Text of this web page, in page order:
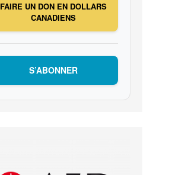
FAIRE UN DON EN DOLLARS
CANADIENS
S’ABONNER